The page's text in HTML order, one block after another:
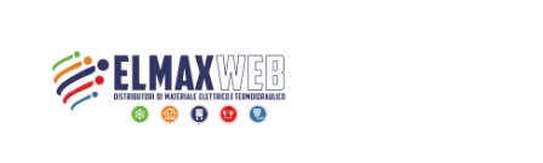
Home Brand